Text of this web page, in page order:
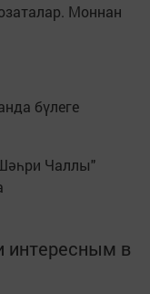
Моннан
бүлеге
Чаллы"
в